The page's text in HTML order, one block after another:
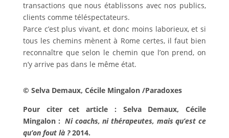
transactions que nous établissons avec nos publics,
clients comme téléspectateurs.
Parce c’est plus vivant, et donc moins laborieux, et si
tous les chemins mènent à Rome certes, il faut bien
reconnaître que selon le chemin que l’on prend, on
n’y arrive pas dans le même état.
© Selva Demaux, Cécile Mingalon /Paradoxes
Pour citer cet article : Selva Demaux, Cécile
Mingalon : Ni coachs, ni thérapeutes, mais qu’est ce
qu’on fout là ?2014.